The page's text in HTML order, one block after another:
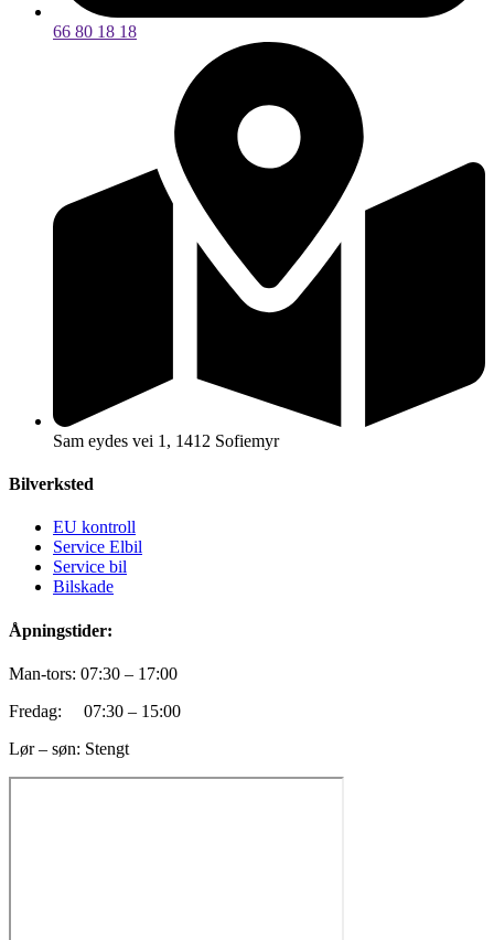
66 80 18 18
Sam eydes vei 1, 1412 Sofiemyr
Bilverksted
EU kontroll
Service Elbil
Service bil
Bilskade
Åpningstider:
Man-tors: 07:30 – 17:00
Fredag: 07:30 – 15:00
Lør – søn: Stengt